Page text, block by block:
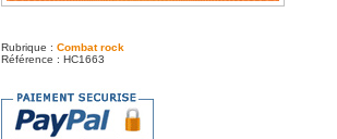
Rubrique : Combat rock
Référence : HC1663